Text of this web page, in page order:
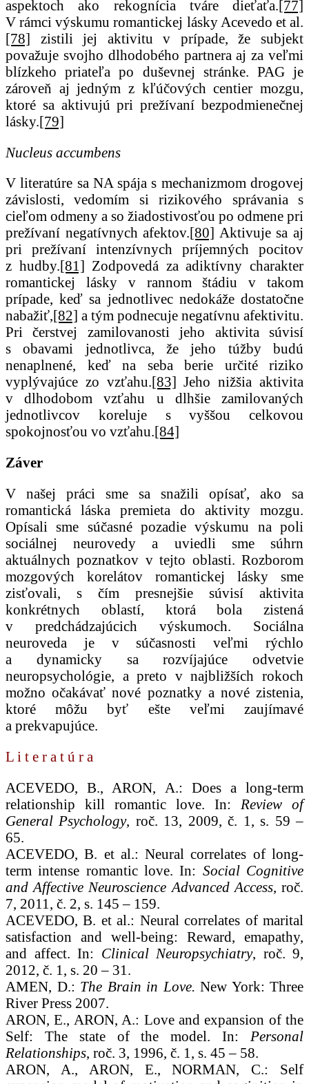
aspektoch ako rekognícia tváre dieťaťa.[77]
V rámci výskumu romantickej lásky Acevedo et al.
[78] zistili jej aktivitu v prípade, že subjekt
považuje svojho dlhodobého partnera aj za veľmi
blízkeho priateľa po duševnej stránke. PAG je
zároveň aj jedným z kľúčových centier mozgu,
ktoré sa aktivujú pri prežívaní bezpodmienečnej
lásky.[79]
Nucleus accumbens
V literatúre sa NA spája s mechanizmom drogovej
závislosti, vedomím si rizikového správania s
cieľom odmeny a so žiadostivosťou po odmene pri
prežívaní negatívnych afektov.[80] Aktivuje sa aj
pri prežívaní intenzívnych príjemných pocitov
z hudby.[81] Zodpovedá za adiktívny charakter
romantickej lásky v rannom štádiu v takom
prípade, keď sa jednotlivec nedokáže dostatočne
nabažiť,[82] a tým podnecuje negatívnu afektivitu.
Pri čerstvej zamilovanosti jeho aktivita súvisí
s obavami jednotlivca, že jeho túžby budú
nenaplnené, keď na seba berie určité riziko
vyplývajúce zo vzťahu.[83] Jeho nižšia aktivita
v dlhodobom vzťahu u dlhšie zamilovaných
jednotlivcov koreluje s vyššou celkovou
spokojnosťou vo vzťahu.[84]
Záver
V našej práci sme sa snažili opísať, ako sa
romantická láska premieta do aktivity mozgu.
Opísali sme súčasné pozadie výskumu na poli
sociálnej neurovedy a uviedli sme súhrn
aktuálnych poznatkov v tejto oblasti. Rozborom
mozgových korelátov romantickej lásky sme
zisťovali, s čím presnejšie súvisí aktivita
konkrétnych oblastí, ktorá bola zistená
v predchádzajúcich výskumoch. Sociálna
neuroveda je v súčasnosti veľmi rýchlo
a dynamicky sa rozvíjajúce odvetvie
neuropsychológie, a preto v najbližších rokoch
možno očakávať nové poznatky a nové zistenia,
ktoré môžu byť ešte veľmi zaujímavé
a prekvapujúce.
L i t e r a t ú r a
ACEVEDO, B., ARON, A.: Does a long-term
relationship kill romantic love. In: Review of
General Psychology, roč. 13, 2009, č. 1, s. 59 –
65.
ACEVEDO, B. et al.: Neural correlates of long-
term intense romantic love. In: Social Cognitive
and Affective Neuroscience Advanced Access, roč.
7, 2011, č. 2, s. 145 – 159.
ACEVEDO, B. et al.: Neural correlates of marital
satisfaction and well-being: Reward, emapathy,
and affect. In: Clinical Neuropsychiatry, roč. 9,
2012, č. 1, s. 20 – 31.
AMEN, D.: The Brain in Love. New York: Three
River Press 2007.
ARON, E., ARON, A.: Love and expansion of the
Self: The state of the model. In: Personal
Relationships , roč. 3, 1996, č. 1, s. 45 – 58.
ARON, A., ARON, E., NORMAN, C.: Self